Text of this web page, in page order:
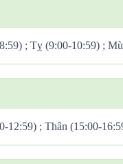
; Tỵ (9:00-10:59) ;
12:59) ; Thân (15:00-